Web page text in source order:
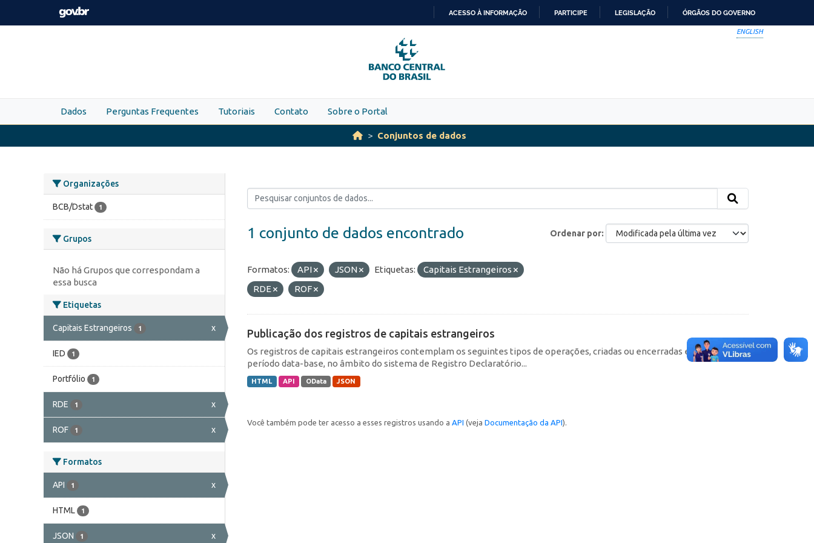
Skip to main content
PARA
O
CONTEÚDO
ACESSO À INFORMAÇÃO PARTICIPE LEGISLAÇÃO ÓRGÃOS DO GOVERNO
ENGLISH
Dados Perguntas Frequentes Tutoriais Contato Sobre o Portal
Conjuntos de dados
Organizações
BCB/Dstat 1
Grupos
Não há Grupos que correspondam a
essa busca
Etiquetas
Capitais Estrangeiros 1 x
IED 1
Portfólio 1
RDE 1 x
ROF 1 x
Formatos
API 1 x
HTML 1
JSON 1 x
Ordenar por
1 conjunto de dados encontrado
Formatos: API JSON Etiquetas:
Capitais Estrangeiros
RDE
ROF
Publicação dos registros de capitais estrangeiros
Os registros de capitais estrangeiros contemplam os seguintes tipos de operações, criadas ou encerradas em cada
período data-base, no âmbito do sistema de Registro Declaratório...
HTML API OData JSON
Você também pode ter acesso a esses registros usando a API (veja Documentação da API).